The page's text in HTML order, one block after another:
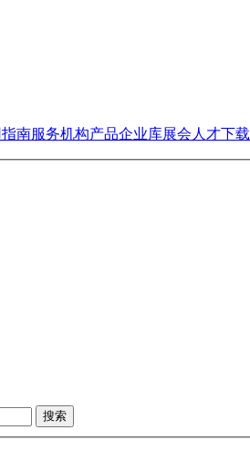
指南服务机构产品企业库展会 人才下载
搜索